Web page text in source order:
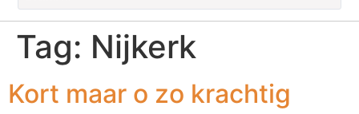
Tag: Nijkerk
Kort maar o zo krachtig